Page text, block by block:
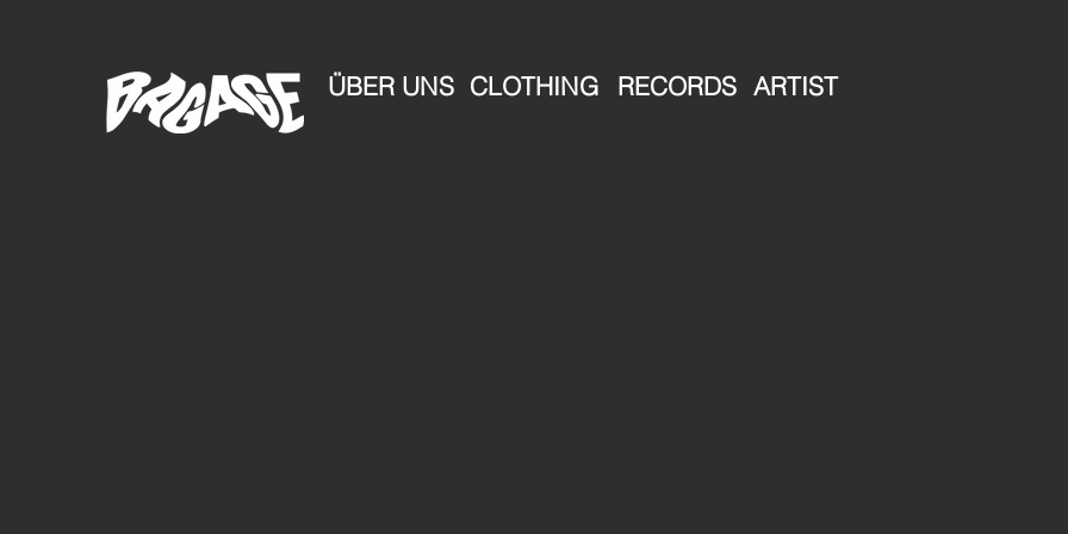
ÜBER UNS RECORDS
CLOTHING ARTIST